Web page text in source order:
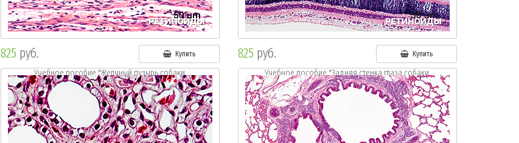
825 руб. Купить
Учебное пособие "Желчный пузырь собаки.
Окр.:г.-э."
825 руб. Купить
Учебное пособие "Задняя стенка глаза собаки.
Окр.:г.-э."